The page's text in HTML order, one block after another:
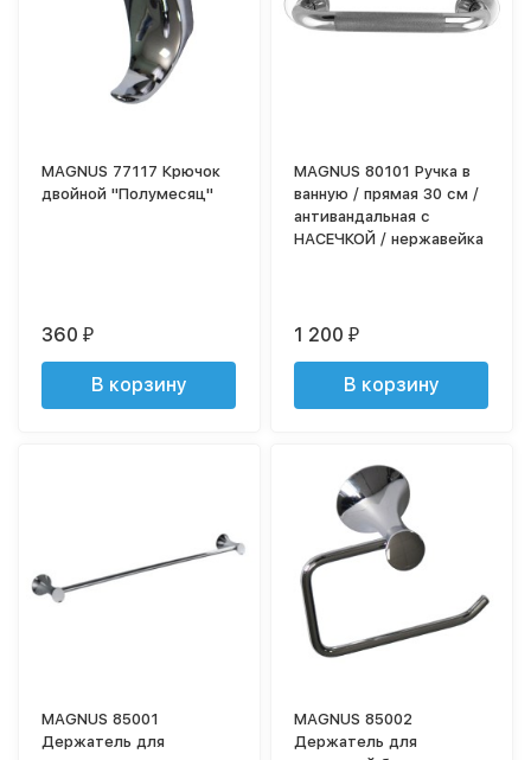
MAGNUS 77117 Крючок
двойной "Полумесяц"
360₽
В корзину
MAGNUS 80101 Ручка в
ванную / прямая 30 см /
антивандальная с
НАСЕЧКОЙ / нержавейка
1 200₽
В корзину
MAGNUS 85001
Держатель для
MAGNUS 85002
Держатель для